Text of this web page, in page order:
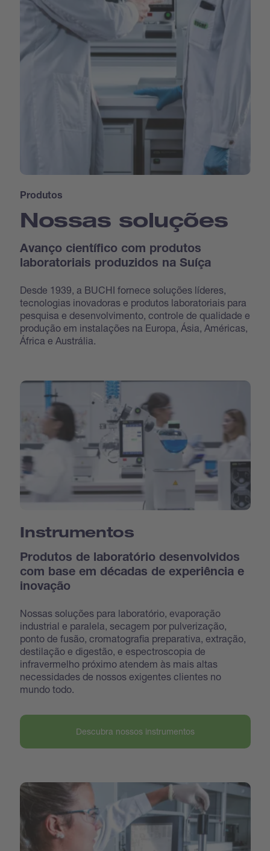
Produtos
Nossas soluções
Avanço científico com produtos
laboratoriais produzidos na Suíça
Desde 1939, a BUCHI fornece soluções líderes,
tecnologias inovadoras e produtos laboratoriais para
pesquisa e desenvolvimento, controle de qualidade e
produção em instalações na Europa, Ásia, Américas,
África e Austrália.
Instrumentos
Produtos de laboratório desenvolvidos
com base em décadas de experiência e
inovação
Nossas soluções para laboratório, evaporação
industrial e paralela, secagem por pulverização,
ponto de fusão, cromatografia preparativa, extração,
destilação e digestão, e espectroscopia de
infravermelho próximo atendem às mais altas
necessidades de nossos exigentes clientes no
mundo todo.
Descubra nossos instrumentos